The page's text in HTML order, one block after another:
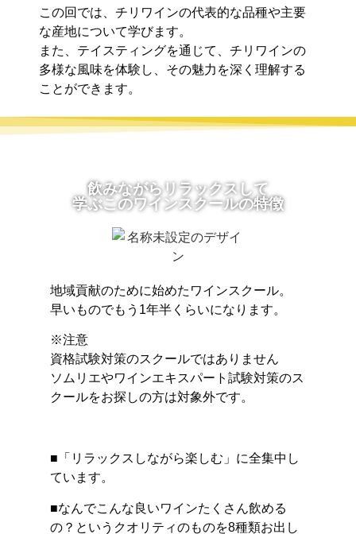
この回では、チリワインの代表的な品種や主要
な産地について学びます。
また、テイスティングを通じて、チリワインの
多様な風味を体験し、その魅力を深く理解する
ことができます。
飲みながらリラックスして
学ぶこのワインスクールの特徴
地域貢献のために始めたワインスクール。
早いものでもう1年半くらいになります。
※注意
資格試験対策のスクールではありません
ソムリエやワインエキスパート試験対策のス
クールをお探しの方は対象外です。
■「リラックスしながら楽しむ」に全集中し
ています。
■なんでこんな良いワインたくさん飲める
の？というクオリティのものを8種類お出し